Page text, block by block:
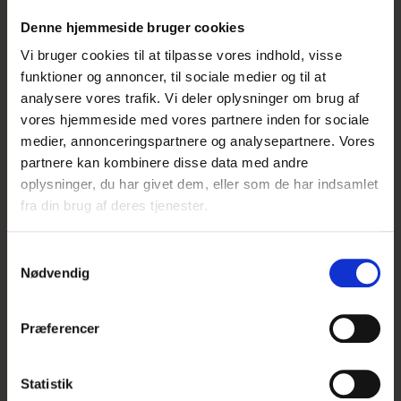
Denne hjemmeside bruger cookies
Vi bruger cookies til at tilpasse vores indhold, visse
funktioner og annoncer, til sociale medier og til at
analysere vores trafik. Vi deler oplysninger om brug af
vores hjemmeside med vores partnere inden for sociale
medier, annonceringspartnere og analysepartnere. Vores
partnere kan kombinere disse data med andre
oplysninger, du har givet dem, eller som de har indsamlet
fra din brug af deres tjenester.
Nødvendig
Præferencer
Statistik
TILBUD